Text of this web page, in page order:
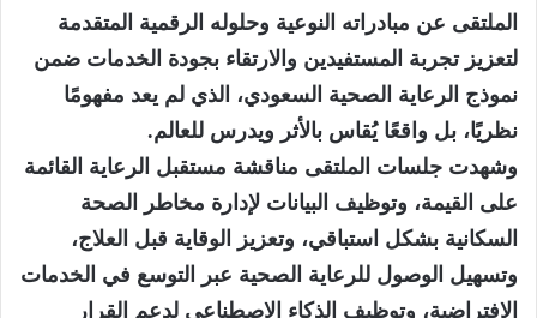
الملتقى عن مبادراته النوعية وحلوله الرقمية المتقدمة
لتعزيز تجربة المستفيدين والارتقاء بجودة الخدمات ضمن
نموذج الرعاية الصحية السعودي، الذي لم يعد مفهومًا
نظريًا، بل واقعًا يُقاس بالأثر ويدرس للعالم.
وشهدت جلسات الملتقى مناقشة مستقبل الرعاية القائمة
على القيمة، وتوظيف البيانات لإدارة مخاطر الصحة
السكانية بشكل استباقي، وتعزيز الوقاية قبل العلاج،
وتسهيل الوصول للرعاية الصحية عبر التوسع في الخدمات
الافتراضية، وتوظيف الذكاء الاصطناعي لدعم القرار